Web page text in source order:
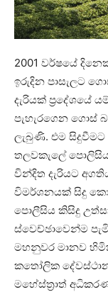
2001 වර්ෂයේ
ඉරුදින පාසැලට
දැරියක්
පැහැරගෙන ගොස්
ලැබුණි. එම
තලවකැලේ
වින්දිත දැරියට
විමර්ශනයක් සිදු
පොලීසිය කිසිදු
ස්වෙච්ඡාවෙන්ම
මහනුවර මානව
කතෝලික
මහේස්ත්‍රාත්